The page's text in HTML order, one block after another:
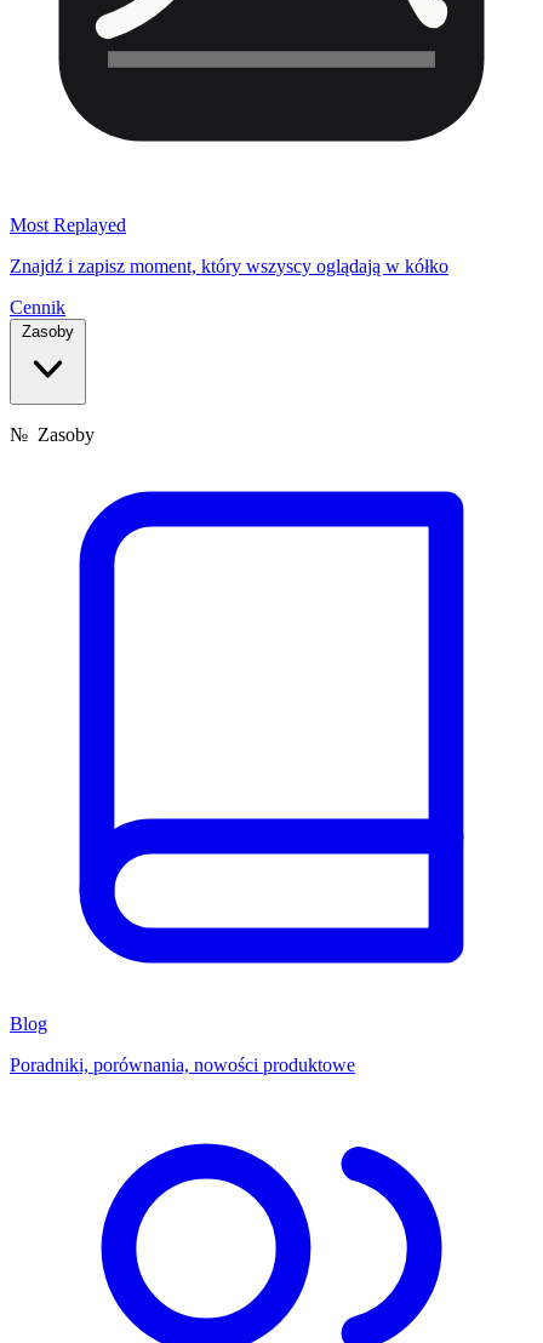
Most Replayed
Znajdź i zapisz moment, który wszyscy oglądają w kółko
Cennik
Zasoby
№ Zasoby
Blog
Poradniki, porównania, nowości produktowe